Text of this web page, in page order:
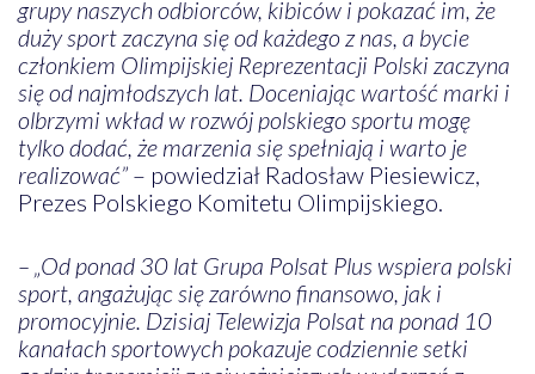
grupy naszych odbiorców, kibiców i pokazać im, że
duży sport zaczyna się od każdego z nas, a bycie
członkiem Olimpijskiej Reprezentacji Polski zaczyna
się od najmłodszych lat. Doceniając wartość marki i
olbrzymi wkład w rozwój polskiego sportu mogę
tylko dodać, że marzenia się spełniają i warto je
realizować”– powiedział Radosław Piesiewicz,
Prezes Polskiego Komitetu Olimpijskiego.
– „Od ponad 30 lat Grupa Polsat Plus wspiera polski
sport, angażując się zarówno finansowo, jak i
promocyjnie. Dzisiaj Telewizja Polsat na ponad 10
kanałach sportowych pokazuje codziennie setki